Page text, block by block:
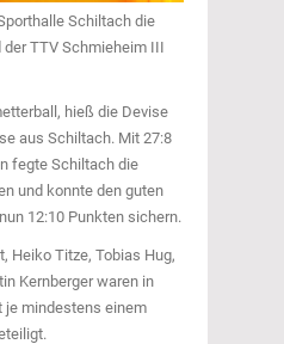
Schiltach die
TTV Schmieheim III
hieß die Devise
aus Schiltach. Mit 27:8
fegte Schiltach die
und konnte den guten
12:10 Punkten sichern.
Heiko Titze, Tobias Hug,
Kernberger waren in
je mindestens einem